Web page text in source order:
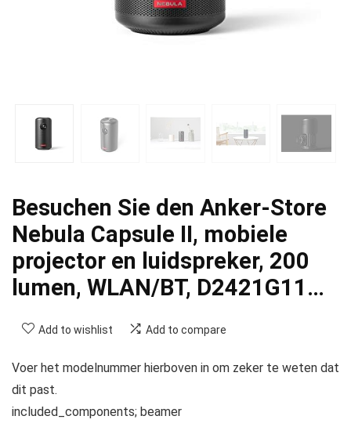
Besuchen Sie den Anker-Store
Nebula Capsule II, mobiele
projector en luidspreker, 200
lumen, WLAN/BT, D2421G11…
Add to wishlist Add to compare
Voer het modelnummer hierboven in om zeker te weten dat
dit past.
included_components; beamer